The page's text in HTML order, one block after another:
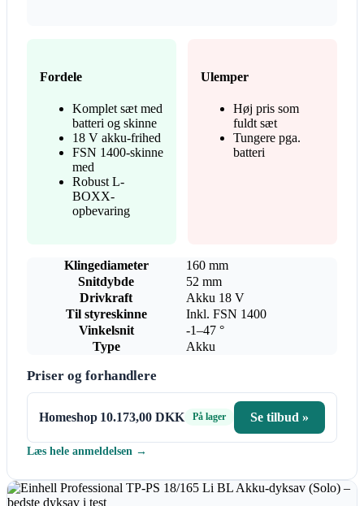
Fordele
Komplet sæt med
batteri og skinne
18 V akku-frihed
FSN 1400-skinne
med
Robust L-
BOXX-
opbevaring
Ulemper
Høj pris som
fuldt sæt
Tungere pga.
batteri
Klingediameter
160 mm
Snitdybde
52 mm
Drivkraft
Akku 18 V
Til styreskinne
Inkl. FSN 1400
Vinkelsnit
-1–47 °
Type
Akku
Priser og forhandlere
Homeshop 10.173,00 DKK På lager Se tilbud »
Læs hele anmeldelsen →